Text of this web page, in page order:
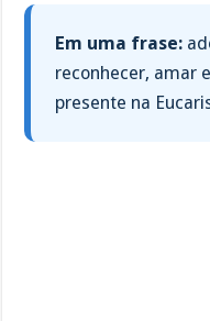
Em uma frase:
reconhecer, amar
presente na